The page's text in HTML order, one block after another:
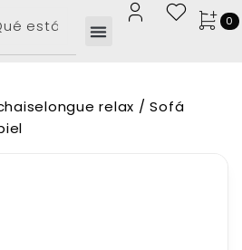
0
relax / Sofá